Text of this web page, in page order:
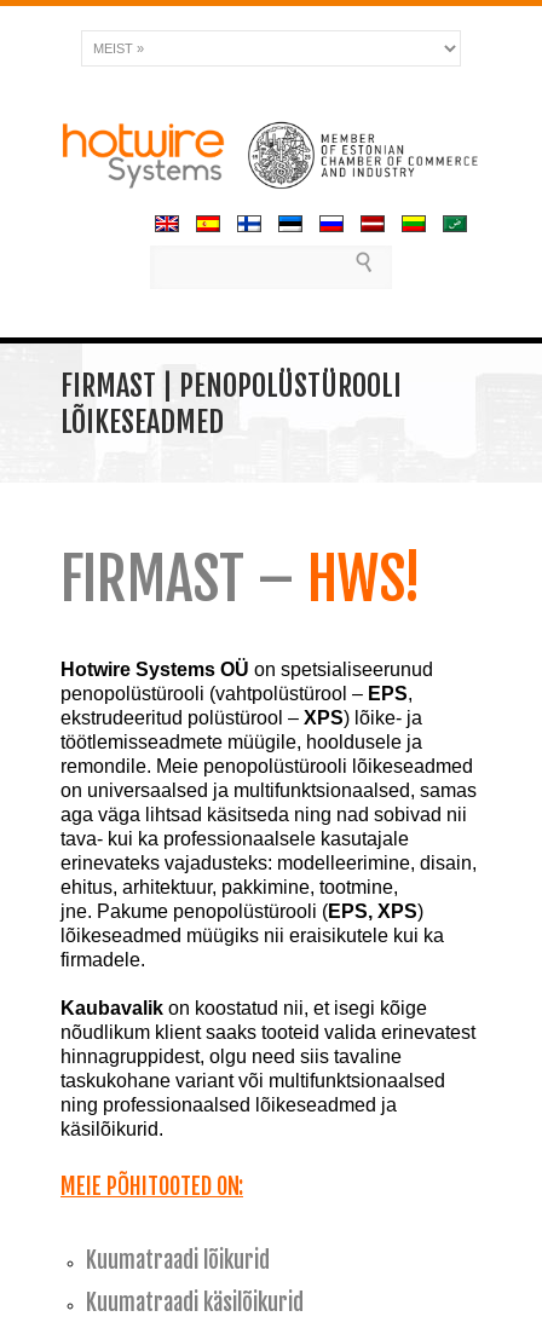
FIRMAST | PENOPOLÜSTÜROOLI
LÕIKESEADMED
FIRMAST – HWS!
Hotwire Systems OÜ on spetsialiseerunud
penopolüstürooli (vahtpolüstürool – EPS,
ekstrudeeritud polüstürool – XPS) lõike- ja
töötlemisseadmete müügile, hooldusele ja
remondile. Meie penopolüstürooli lõikeseadmed
on universaalsed ja multifunktsionaalsed, samas
aga väga lihtsad käsitseda ning nad sobivad nii
tava- kui ka professionaalsele kasutajale
erinevateks vajadusteks: modelleerimine, disain,
ehitus, arhitektuur, pakkimine, tootmine,
jne. Pakume penopolüstürooli (EPS, XPS)
lõikeseadmed müügiks nii eraisikutele kui ka
firmadele.
Kaubavalik on koostatud nii, et isegi kõige
nõudlikum klient saaks tooteid valida erinevatest
hinnagruppidest, olgu need siis tavaline
taskukohane variant või multifunktsionaalsed
ning professionaalsed lõikeseadmed ja
käsilõikurid.
MEIE PÕHITOOTED ON:
Kuumatraadi lõikurid
Kuumatraadi käsilõikurid